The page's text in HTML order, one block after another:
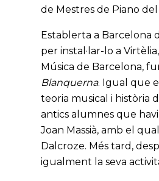
de Mestres de Piano
Establerta a Barcelona
per instal·lar-lo a
Música de Barcelona,
Blanquerna. Igual que
teoria musical i història
antics alumnes que
Joan Massià, amb el
Dalcroze. Més tard,
igualment la seva